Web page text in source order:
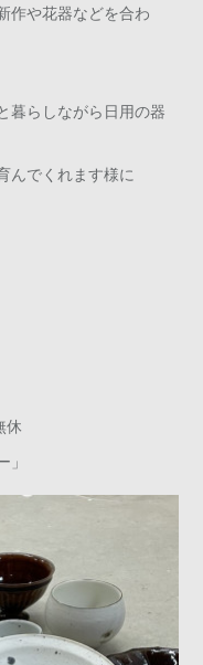
作や花器などを合わ
暮らしながら日用の器
んでくれます様に
休
」